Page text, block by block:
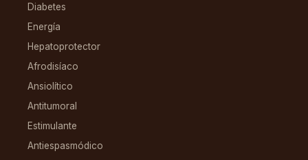
Diabetes
Energía
Hepatoprotector
Afrodisíaco
Ansiolítico
Antitumoral
Estimulante
Antiespasmódico